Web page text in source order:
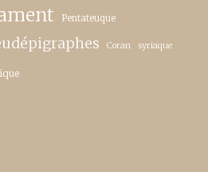
Pentateuque
Coran syriaque